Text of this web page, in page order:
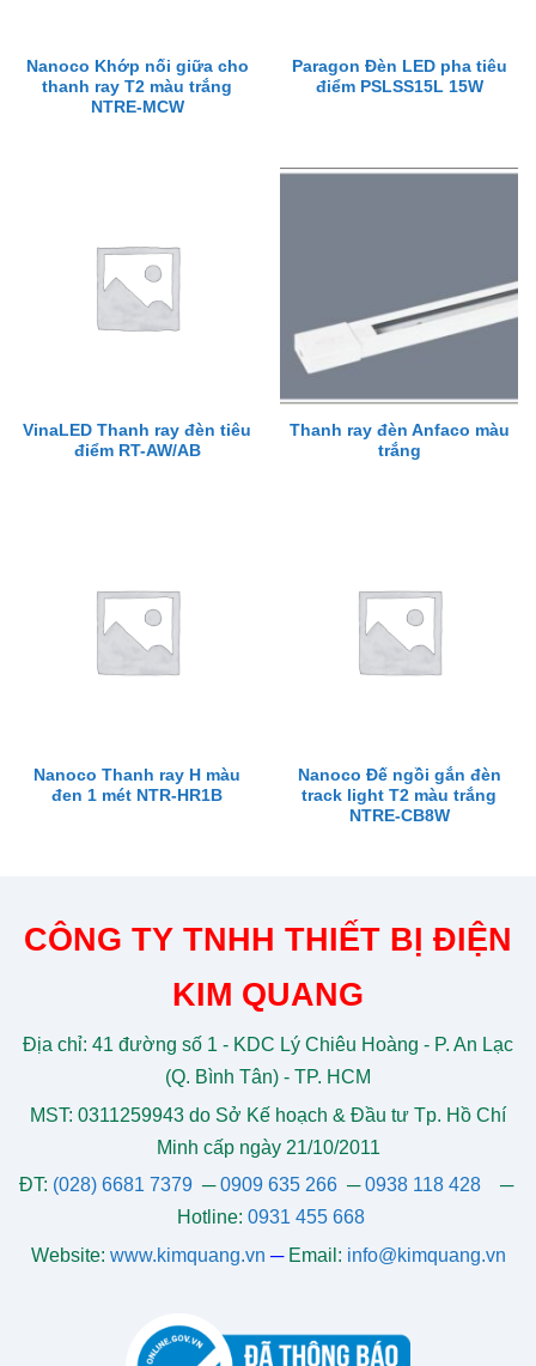
Nanoco Khớp nối giữa cho
thanh ray T2 màu trắng
NTRE-MCW
Paragon Đèn LED pha tiêu
điểm PSLSS15L 15W
VinaLED Thanh ray đèn tiêu
điểm RT-AW/AB
Thanh ray đèn Anfaco màu
trắng
Nanoco Thanh ray H màu
đen 1 mét NTR-HR1B
Nanoco Đế ngồi gắn đèn
track light T2 màu trắng
NTRE-CB8W
CÔNG TY TNHH THIẾT BỊ ĐIỆN
KIM QUANG
Địa chỉ: 41 đường số 1 - KDC Lý Chiêu Hoàng - P. An Lạc
(Q. Bình Tân) - TP. HCM
MST: 0311259943 do Sở Kế hoạch & Đầu tư Tp. Hồ Chí
Minh cấp ngày 21/10/2011
ĐT: (028) 6681 7379 ─0909 635 266─0938 118 428─
Hotline: 0931 455 668
Website: www.kimquang.vn ─ Email: info@kimquang.vn